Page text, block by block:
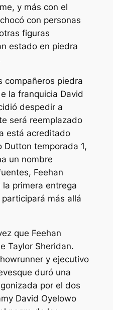
y más con el
con personas
figuras
estado en piedra
compañeros piedra
la franquicia David
despedir a
será reemplazado
está acreditado
Dutton temporada 1,
un nombre
Feehan
primera entrega
más allá
que Feehan
Taylor Sheridan.
y ejecutivo
que duró una
por el dos
David Oyelowo